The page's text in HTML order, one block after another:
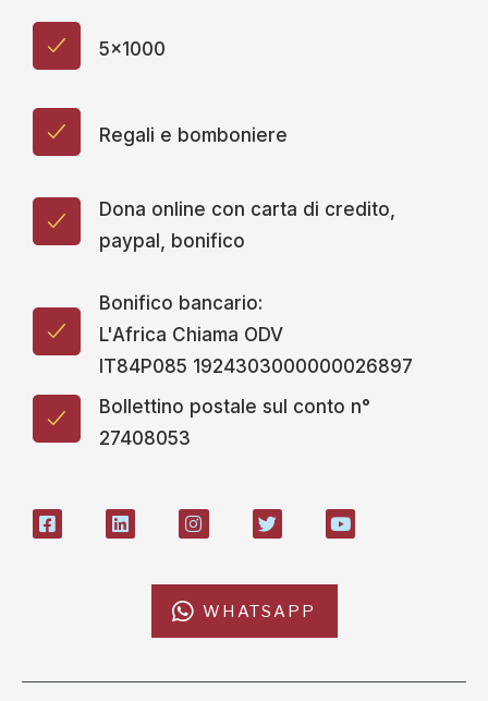
5x1000
Regali e bomboniere
Dona online con carta di credito,
paypal, bonifico
Bonifico bancario:
L'Africa Chiama ODV
IT84P085 1924303000000026897
Bollettino postale sul conto n°
27408053
WHATSAPP